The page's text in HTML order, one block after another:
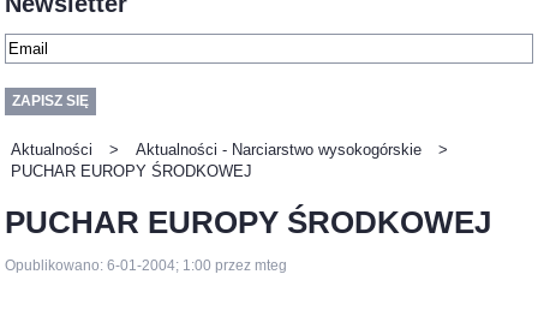
Aktualności > Aktualności - Narciarstwo wysokogórskie
>
PUCHAR EUROPY ŚRODKOWEJ
PUCHAR EUROPY ŚRODKOWEJ
Opublikowano: 6-01-2004; 1:00 przez mteg